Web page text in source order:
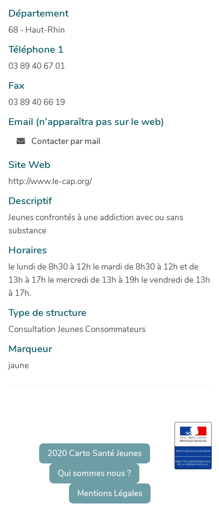
Département
68 - Haut-Rhin
Téléphone 1
03 89 40 67 01
Fax
03 89 40 66 19
Email (n’apparaîtra pas sur le web)
Contacter par mail
Site Web
http://www.le-cap.org/
Descriptif
Jeunes confrontés à une addiction avec ou sans
substance
Horaires
le lundi de 8h30 à 12h le mardi de 8h30 à 12h et de
13h à 17h le mercredi de 13h à 19h le vendredi de 13h
à 17h.
Type de structure
Consultation Jeunes Consommateurs
Marqueur
jaune
2020 Carto Santé Jeunes
Qui sommes nous ?
Mentions Légales